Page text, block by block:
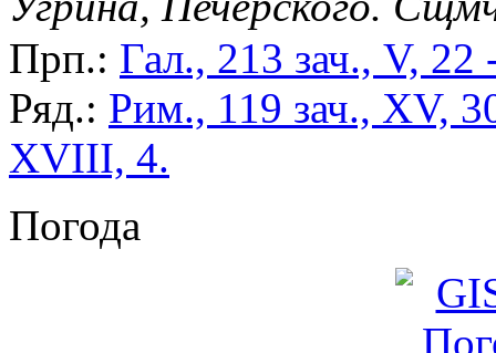
Прп.: Гал., 213 зач., V,
Ряд.: Рим., 119 зач., XV,
XVIII, 4.
Погода